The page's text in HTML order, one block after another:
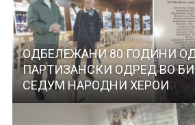
ОДБЕЛЕЖАНИ 80 ГОДИНИ
ПАРТИЗАНСКИ ОДРЕД ВО
СЕДУМ НАРОДНИ ХЕРОИ